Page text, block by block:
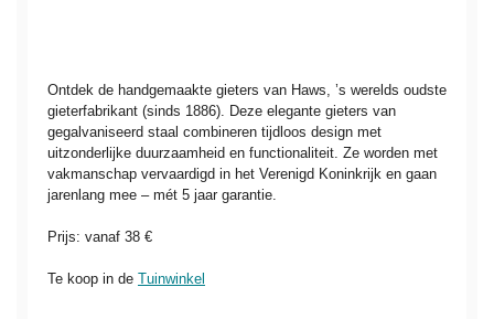
Ontdek de handgemaakte gieters van Haws, ’s werelds oudste
gieterfabrikant (sinds 1886). Deze elegante gieters van
gegalvaniseerd staal combineren tijdloos design met
uitzonderlijke duurzaamheid en functionaliteit. Ze worden met
vakmanschap vervaardigd in het Verenigd Koninkrijk en gaan
jarenlang mee – mét 5 jaar garantie.
Prijs: vanaf 38 €
Te koop in de Tuinwinkel